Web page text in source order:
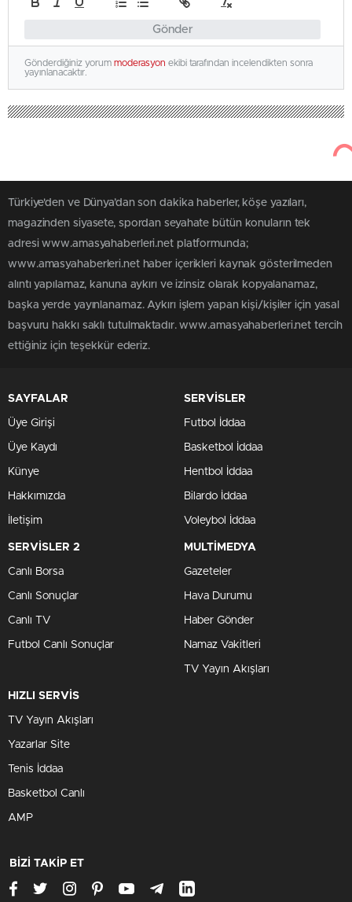
Gönder
Gönderdiğiniz yorum moderasyon ekibi tarafından incelendikten sonra
yayınlanacaktır.
Türkiye'den ve Dünya’dan son dakika haberler, köşe yazıları,
magazinden siyasete, spordan seyahate bütün konuların tek
adresi www.amasyahaberleri.net platformunda;
www.amasyahaberleri.net haber içerikleri kaynak gösterilmeden
alıntı yapılamaz, kanuna aykırı ve izinsiz olarak kopyalanamaz,
başka yerde yayınlanamaz. Aykırı işlem yapan kişi/kişiler için yasal
başvuru hakkı saklı tutulmaktadır. www.amasyahaberleri.net tercih
ettiğiniz için teşekkür ederiz.
SAYFALAR
Üye Girişi
Üye Kaydı
Künye
Hakkımızda
İletişim
SERVİSLER
Futbol İddaa
Basketbol İddaa
Hentbol İddaa
Bilardo İddaa
Voleybol İddaa
SERVİSLER 2
Canlı Borsa
Canlı Sonuçlar
Canlı TV
Futbol Canlı Sonuçlar
MULTİMEDYA
Gazeteler
Hava Durumu
Haber Gönder
Namaz Vakitleri
TV Yayın Akışları
HIZLI SERVİS
TV Yayın Akışları
Yazarlar Site
Tenis İddaa
Basketbol Canlı
AMP
BİZİ TAKİP ET